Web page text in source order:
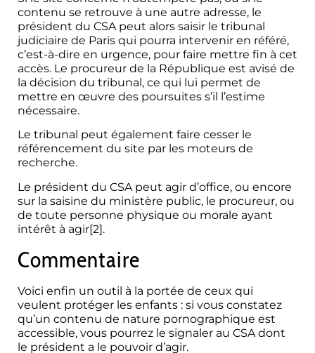
contenu se retrouve à une autre adresse, le
président du CSA peut alors saisir le tribunal
judiciaire de Paris qui pourra intervenir en référé,
c’est-à-dire en urgence, pour faire mettre fin à cet
accès. Le procureur de la République est avisé de
la décision du tribunal, ce qui lui permet de
mettre en œuvre des poursuites s’il l’estime
nécessaire.
Le tribunal peut également faire cesser le
référencement du site par les moteurs de
recherche.
Le président du CSA peut agir d’office, ou encore
sur la saisine du ministère public, le procureur, ou
de toute personne physique ou morale ayant
intérêt à agir[2].
Commentaire
Voici enfin un outil à la portée de ceux qui
veulent protéger les enfants : si vous constatez
qu’un contenu de nature pornographique est
accessible, vous pourrez le signaler au CSA dont
le président a le pouvoir d’agir.